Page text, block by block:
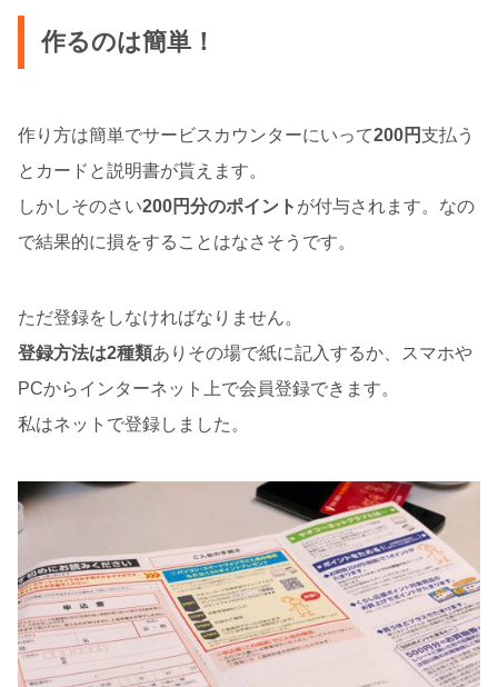
作るのは簡単！
作り方は簡単でサービスカウンターにいって200円支払う
とカードと説明書が貰えます。
しかしそのさい200円分のポイント が付与されます。なの
で結果的に損をすることはなさそうです。
ただ登録をしなければなりません。
登録方法は2種類ありその場で紙に記入するか、スマホや
PCからインターネット上で会員登録できます。
私はネットで登録しました。